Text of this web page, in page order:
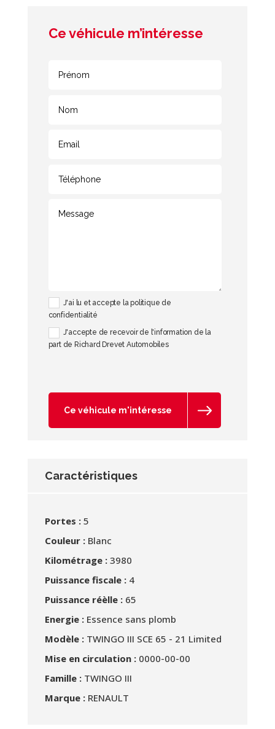
Ce véhicule m’intéresse
J'ai lu et accepte la politique de
confidentialité
J'accepte de recevoir de l'information de la
part de Richard Drevet Automobiles
Ce véhicule m'intéresse
Caractéristiques
Portes :5
Couleur :Blanc
Kilométrage :3980
Puissance fiscale :4
Puissance réèlle :65
Energie :Essence sans plomb
Modèle :TWINGO III SCE 65 - 21 Limited
Mise en circulation :0000-00-00
Famille : TWINGO III
Marque : RENAULT